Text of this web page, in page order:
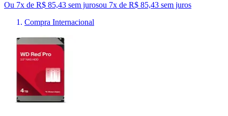
Ou 7x de R$ 85,43 sem jurosou 7x de R$ 85,43 sem juros
Compra Internacional